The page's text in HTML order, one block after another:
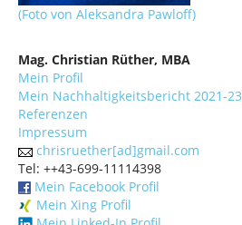
(Foto von Aleksandra Pawloff)
Mag. Christian Rüther, MBA
Mein Profil
Mein Nachhaltigkeitsbericht 2021-23
Referenzen
Impressum
chrisruether[ad]gmail.com
Tel: ++43-699-11114398
Mein Facebook Profil
Mein Xing Profil